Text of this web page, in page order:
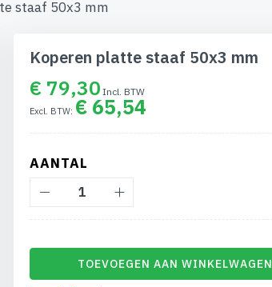
staaf 50x3 mm
Koperen platte staaf 50x3 mm
€ 79,30
€ 65,54
AANTAL
TOEVOEGEN AAN WINKELWAGEN